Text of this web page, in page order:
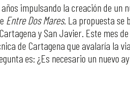
impulsando la creación de un
Entre Dos Mares. La propuesta se
y San Javier. Este mes
de Cartagena que avalaría la
es: ¿Es necesario un nuevo